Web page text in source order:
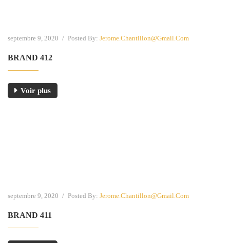
septembre 9, 2020 / Posted By: Jerome.chantillon@gmail.com
BRAND 412
Voir plus
septembre 9, 2020 / Posted By: Jerome.chantillon@gmail.com
BRAND 411